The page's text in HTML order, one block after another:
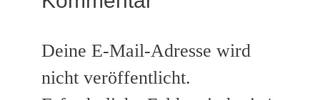
Deine E-Mail-Adresse wird
nicht veröffentlicht.